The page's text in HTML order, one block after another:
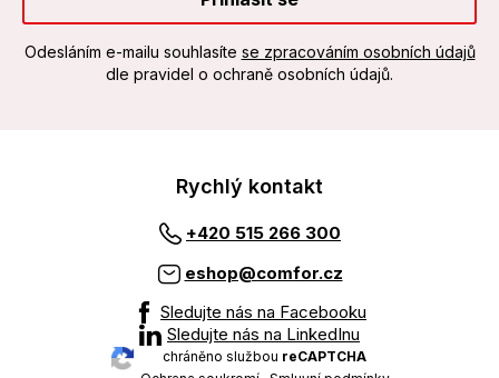
Odesláním e-mailu souhlasíte se zpracováním osobních údajů
dle pravidel o ochraně osobních údajů.
Rychlý kontakt
+420 515 266 300
eshop@comfor.cz
Sledujte nás na Facebooku
Sledujte nás na LinkedInu
chráněno službou reCAPTCHA